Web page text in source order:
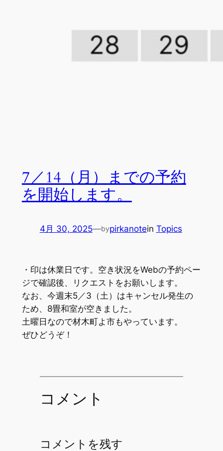
7／14（月）までの予約
を開始します。
4月 30, 2025—bypirkanotein Topics
・印は休業日です。空き状況をWebの予約ペー
ジで確認後、リクエストをお願いします。
なお、今週末5／3（土）はキャンセル発生の
ため、8畳和室が空きました。
土曜日なので材木町よ市もやっています。
ぜひどうぞ！
コメント
コメントを残す